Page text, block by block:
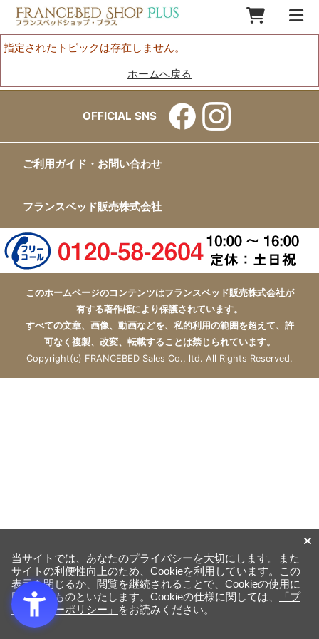
指定されたトピックは存在しません。
ホームへ戻る
OFFICIAL SNS
ご利用ガイド・お問い合わせ
フランスベッド販売株式会社
このホームページのコンテンツはフランスベッド販売株式会社が
有する著作権により保護されています。
すべての文章、画像、動画などを、私的利用の範囲を超えて、許
可なく複製、改変、転載することは禁じられています。
Copyright(c) FRANCEBED Sales Co., ltd. All Rights Reserved.
当サイトでは、あなたのプライバシーを大切にします。また
サイトの利便性向上のため、Cookieを利用しています。この
表示を閉じるか、閲覧を継続されることで、Cookieの使用に
同意するものといたします。Cookieの仕様に関しては、
「プ
ライバシーポリシー」
をお読みください。